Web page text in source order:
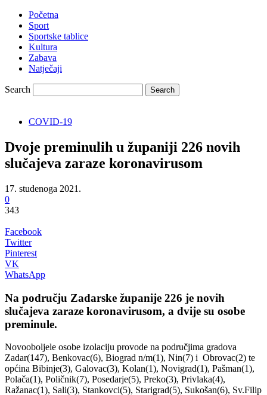
Početna
Sport
Sportske tablice
Kultura
Zabava
Natječaji
Search
COVID-19
Dvoje preminulih u županiji 226 novih
slučajeva zaraze koronavirusom
17. studenoga 2021.
0
343
Facebook
Twitter
Pinterest
VK
WhatsApp
Na području Zadarske županije 226 je novih
slučajeva zaraze koronavirusom, a dvije su osobe
preminule.
Novooboljele osobe izolaciju provode na područjima gradova
Zadar(147), Benkovac(6), Biograd n/m(1), Nin(7) i Obrovac(2) te
općina Bibinje(3), Galovac(3), Kolan(1), Novigrad(1), Pašman(1),
Polača(1), Poličnik(7), Posedarje(5), Preko(3), Privlaka(4),
Ražanac(1), Sali(3), Stankovci(5), Starigrad(5), Sukošan(6), Sv.Filip